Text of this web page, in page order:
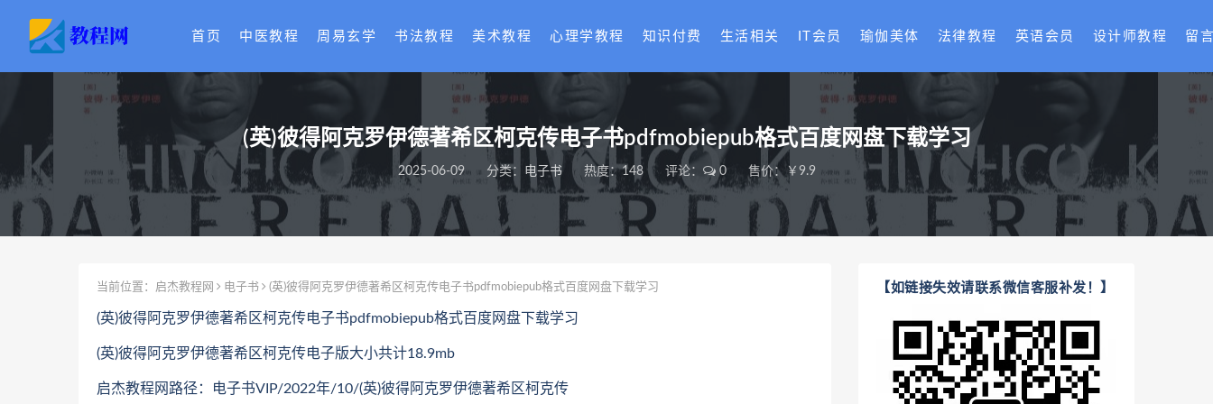
首页 中医教程 周易玄学 书法教程 美术教程 心理学教程 知识付费 生活相关 IT会员 瑜伽美体 法律教程 英语会员 设计师教程 留
(英)彼得阿克罗伊德著希区柯克传电子书pdfmobiepub格式百度网盘下载学习
2025-06-09 分类： 电子书 热度：148 评论： 0 售价：￥9.9
当前位置： 启杰教程网 电子书 (英)彼得阿克罗伊德著希区柯克传电子书pdfmobiepub格式百度网盘下载学习
(英)彼得阿克罗伊德著希区柯克传电子书pdfmobiepub格式百度网盘下载学习
(英)彼得阿克罗伊德著希区柯克传电子版大小共计18.9mb
启杰教程网路径：电子书VIP/2022年/10/(英)彼得阿克罗伊德著希区柯克传
【如链接失效请联系微信客服补发！】